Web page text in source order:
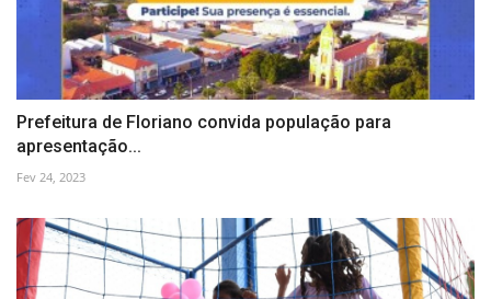
Prefeitura de Floriano convida população para
apresentação...
Fev 24, 2023